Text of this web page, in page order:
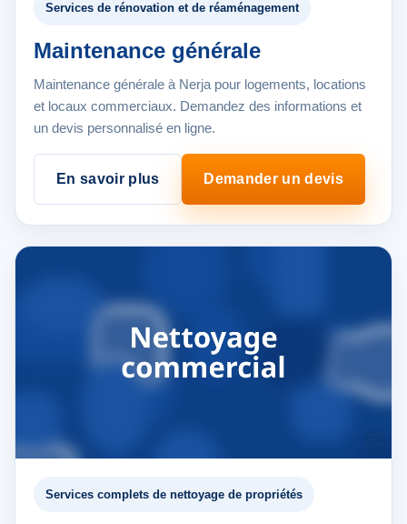
Services de rénovation et de réaménagement
Maintenance générale
Maintenance générale à Nerja pour logements, locations
et locaux commerciaux. Demandez des informations et
un devis personnalisé en ligne.
En savoir plus Demander un devis
Services complets de nettoyage de propriétés